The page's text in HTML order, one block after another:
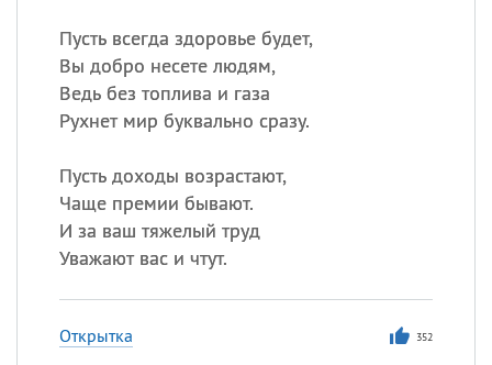
Пусть всегда здоровье будет,
Вы добро несете людям,
Ведь без топлива и газа
Рухнет мир буквально сразу.
Пусть доходы возрастают,
Чаще премии бывают.
И за ваш тяжелый труд
Уважают вас и чтут.
Открытка 352
ИМЕНА
Сегодня празднуют именины
,Еще
Кристина